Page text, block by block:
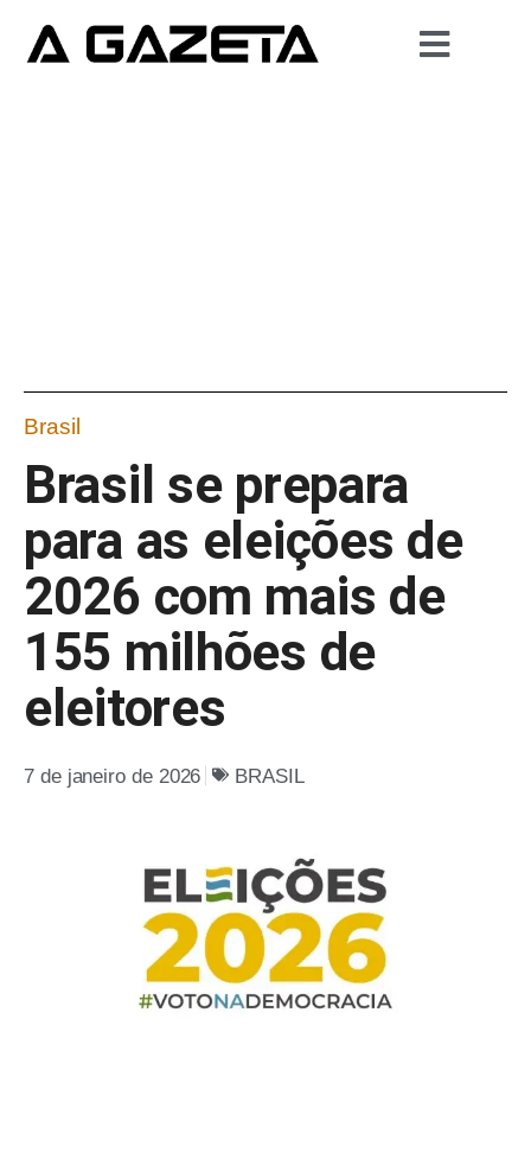
Brasil
Brasil se prepara
para as eleições de
2026 com mais de
155 milhões de
eleitores
7 de janeiro de 2026 BRASIL